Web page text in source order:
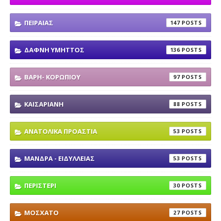
ΠΕΙΡΑΙΑΣ 147
ΔΑΦΝΗ ΥΜΗΤΤΟΣ 136
ΒΑΡΗ- ΚΟΡΩΠΙΟΥ 97
ΚΑΙΣΑΡΙΑΝΗ 88
ΑΝΑΤΟΛΙΚΑ ΠΡΟΑΣΤΙΑ 53
ΜΑΝΔΡΑ - ΕΙΔΥΛΛΕΙΑΣ 53
ΠΕΡΙΣΤΕΡΙ 30
ΜΟΣΧΑΤΟ 27